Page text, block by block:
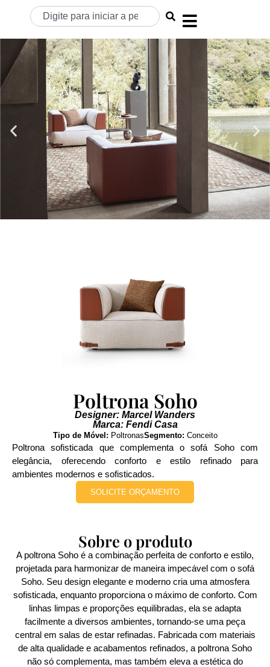
Poltrona Soho
Designer: Marcel Wanders
Marca: Fendi Casa
Tipo de Móvel: PoltronasSegmento: Conceito
Poltrona sofisticada que complementa o sofá Soho com
elegância, oferecendo conforto e estilo refinado para
ambientes modernos e sofisticados.
SOLICITE ORÇAMENTO
Sobre o produto
A poltrona Soho é a combinação perfeita de conforto e estilo,
projetada para harmonizar de maneira impecável com o sofá
Soho. Seu design elegante e moderno cria uma atmosfera
sofisticada, enquanto proporciona o máximo de conforto. Com
linhas limpas e proporções equilibradas, ela se adapta
facilmente a diversos ambientes, tornando-se uma peça
central em salas de estar refinadas. Fabricada com materiais
de alta qualidade e acabamentos refinados, a poltrona Soho
não só complementa, mas também eleva a estética do